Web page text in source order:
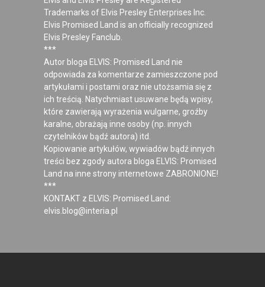
Trademarks of Elvis Presley Enterprises Inc.
Elvis Promised Land is an officially recognized
Elvis Presley Fanclub.
***
Autor bloga ELVIS: Promised Land nie
odpowiada za komentarze zamieszczone pod
artykułami i postami oraz nie utożsamia się z
ich treścią. Natychmiast usuwane będą wpisy,
które zawierają wyrażenia wulgarne, groźby
karalne, obrażają inne osoby (np. innych
czytelników bądź autora) itd.
Kopiowanie artykułów, wywiadów bądź innych
treści bez zgody autora bloga ELVIS: Promised
Land na inne strony internetowe ZABRONIONE!
***
KONTAKT z ELVIS: Promised Land:
elvis.blog@interia.pl